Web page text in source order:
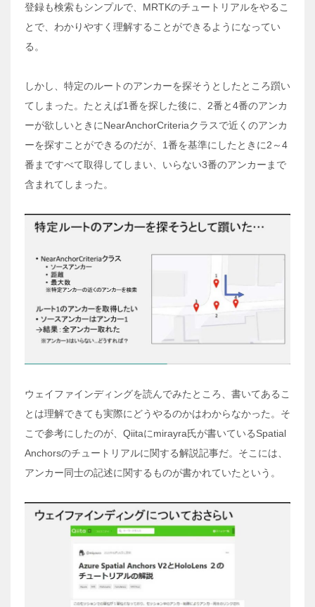
登録も検索もシンプルで、MRTKのチュートリアルをやるこ
とで、わかりやすく理解することができるようになってい
る。
しかし、特定のルートのアンカーを探そうとしたところ躓い
てしまった。たとえば1番を探した後に、2番と4番のアンカ
ーが欲しいときにNearAnchorCriteriaクラスで近くのアンカ
ーを探すことができるのだが、1番を基準にしたときに2～4
番まですべて取得してしまい、いらない3番のアンカーまで
含まれてしまった。
ウェイファインディングを読んでみたところ、書いてあるこ
とは理解できても実際にどうやるのかはわからなかった。そ
こで参考にしたのが、Qiitaにmirayra氏が書いているSpatial
Anchorsのチュートリアルに関する解説記事だ。そこには、
アンカー同士の記述に関するものが書かれていたという。